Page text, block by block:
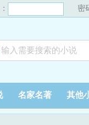
密
名家名著 其他